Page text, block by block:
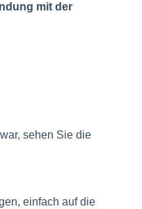
mit der
sehen Sie die
einfach auf die